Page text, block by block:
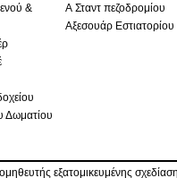
&
Δωματίου
Α Σταντ πεζοδρομίου
Αξεσουάρ Εστιατορίου
εξατομικευμένης